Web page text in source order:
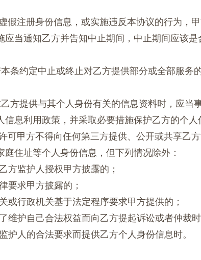
假注册身份信息，或实施违反本协议的行为，
应当通知乙方并告知中止期间，中止期间应该
条约定中止或终止对乙方提供部分或全部服务
方提供与其个人身份有关的信息资料时，应当
信息利用政策，并采取必要措施保护乙方的个人
可甲方不得向任何第三方提供、公开或共享乙
庭住址等个人身份信息，但下列情况除外：
方监护人授权甲方披露的；
要求甲方披露的；
或行政机关基于法定程序要求甲方提供的；
维护自己合法权益而向乙方提起诉讼或者仲裁时
护人的合法要求而提供乙方个人身份信息时。